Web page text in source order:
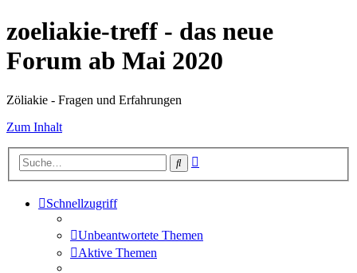
zoeliakie-treff - das neue
Forum ab Mai 2020
Zöliakie - Fragen und Erfahrungen
Zum Inhalt
Suche
Schnellzugriff
Unbeantwortete Themen
Aktive Themen